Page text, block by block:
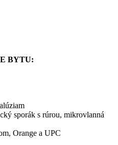
BYTU:
sporák s rúrou, mikrovlanná
Orange a UPC